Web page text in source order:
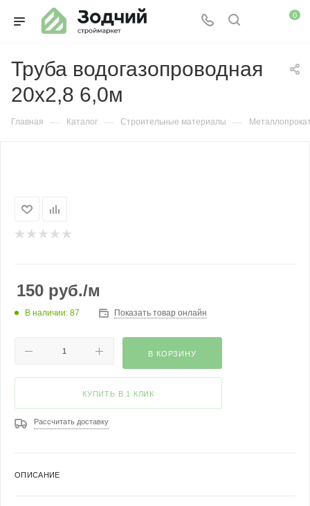
0
Труба водогазопроводная
20х2,8 6,0м
Главная — Каталог — Строительные материалы —
150 руб./м
В наличии: 87 Показать товар онлайн
В КОРЗИНУ
КУПИТЬ В 1 КЛИК
Рассчитать доставку
ОПИСАНИЕ